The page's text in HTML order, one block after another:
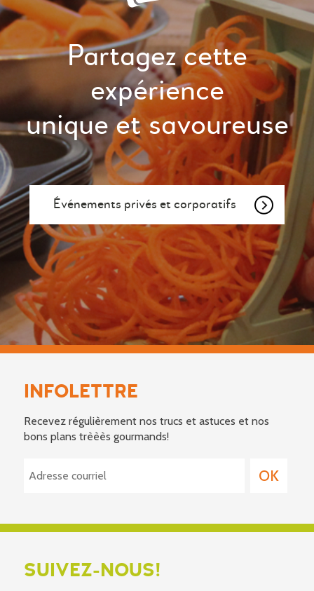
Partagez cette
expérience
unique et savoureuse
Événements privés et corporatifs
INFOLETTRE
Recevez régulièrement nos trucs et astuces et nos
bons plans trèèès gourmands!
SUIVEZ-NOUS!